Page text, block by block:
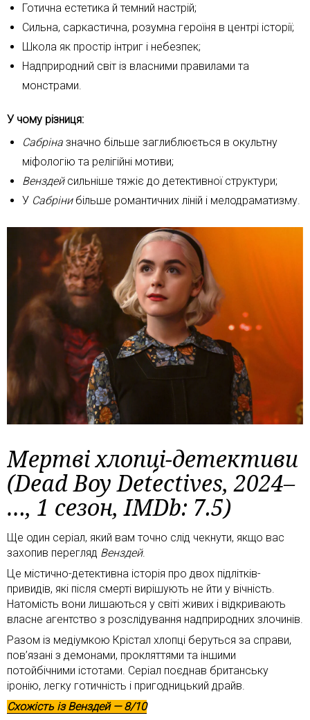
Готична естетика й темний настрій;
Сильна, саркастична, розумна героїня в центрі історії;
Школа як простір інтриг і небезпек;
Надприродний світ із власними правилами та
монстрами.
У чому різниця:
Сабріна значно більше заглиблюється в окультну
міфологію та релігійні мотиви;
Венздейсильніше тяжіє до детективної структури;
У Сабрінибільше романтичних ліній і мелодраматизму.
Мертві хлопці-детективи
(Dead Boy Detectives, 2024–
…, 1 сезон, IMDb: 7.5)
Ще один серіал, який вам точно слід чекнути, якщо вас
захопив перегляд Венздей.
Це містично-детективна історія про двох підлітків-
привидів, які після смерті вирішують не йти у вічність.
Натомість вони лишаються у світі живих і відкривають
власне агентство з розслідування надприродних злочинів.
Разом із медіумкою Крістал хлопці беруться за справи,
пов’язані з демонами, прокляттями та іншими
потойбічними істотами. Серіал поєднав британську
іронію, легку готичність і пригодницький драйв.
Схожість ізВенздей— 8/10